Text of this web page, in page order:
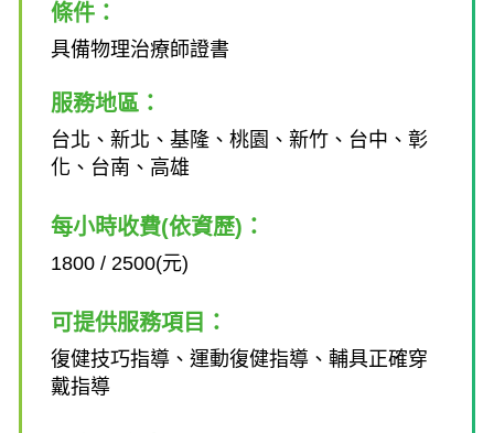
條件：
具備物理治療師證書
服務地區：
台北、新北、基隆、桃園、新竹、台中、彰
化、台南、高雄
每小時收費(依資歷)：
1800 / 2500(元)
可提供服務項目：
復健技巧指導、運動復健指導、輔具正確穿
戴指導